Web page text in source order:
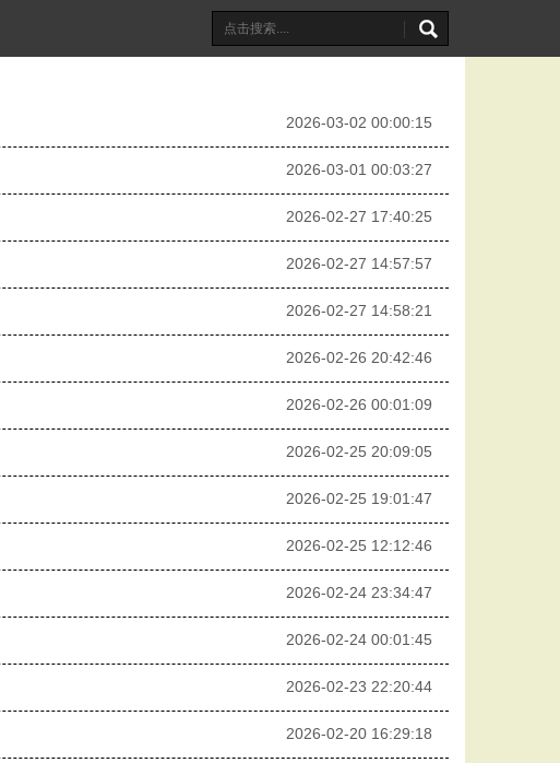
2026-03-02 00:00:15
2026-03-01 00:03:27
2026-02-27 17:40:25
2026-02-27 14:57:57
2026-02-27 14:58:21
2026-02-26 20:42:46
2026-02-26 00:01:09
2026-02-25 20:09:05
2026-02-25 19:01:47
2026-02-25 12:12:46
2026-02-24 23:34:47
2026-02-24 00:01:45
2026-02-23 22:20:44
2026-02-20 16:29:18